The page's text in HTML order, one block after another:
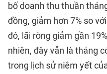
bố doanh thu thuần
đồng, giảm hơn 7% so
đó, lãi ròng giảm gần
nhiên, đây vẫn là tháng
trong lịch sử niêm yết